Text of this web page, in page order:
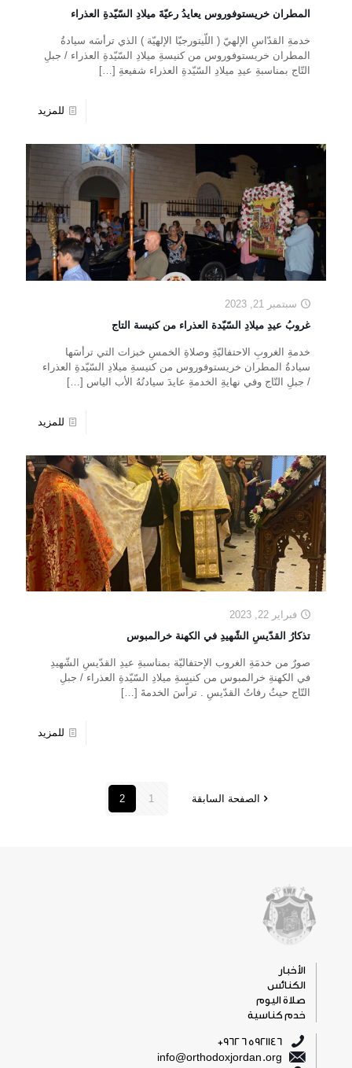
المطران خريستوفوروس يعايدُ رعيّةَ ميلادِ السّيّدةِ العذراء
خدمةِ القدّاسِ الإلهيّ ( اللّيتورجيّا الإلهيّة ) الذي ترأسَه سيادةُ
المطران خريستوفوروس من كنيسةِ ميلادِ السّيّدةِ العذراء / جبلِ
التّاج بمناسبةِ عيدِ ميلادِ السّيّدةِ العذراء شفيعةِ […]
للمزيد
سبتمبر 21, 2023
غروبُ عيدِ ميلادِ السّيّدة العذراء من كنيسة التاج
خدمةِ الغروبِ الاحتفاليّةِ وصلاةِ الخمسِ خبزات التي ترأسَها
سيادةُ المطران خريستوفوروس من كنيسةِ ميلادِ السّيّدةِ العذراء
/ جبلِ التّاج وفي نهايةِ الخدمةِ عايدَ سيادتُهُ الأب الياس […]
للمزيد
فبراير 22, 2023
تذكارُ القدّيسِ الشّهيدِ في الكهنة خرالمبوس
صورٌ من خدمَةِ الغروب الإحتفاليّة بمناسبةِ عيدِ القدّيسِ الشّهيدِ
في الكهنةِ خرالمبوس من كنيسةِ ميلادِ السّيّدةِ العذراء / جبلِ
التّاج حيثُ رفاتُ القدّيسِ . ترأّسَ الخدمةَ […]
للمزيد
الصفحة السابقة 1
2
الأخبار
الكنائس
صلاة اليوم
خدم كناسية
5921146 6 962+
info@orthodoxjordan.org